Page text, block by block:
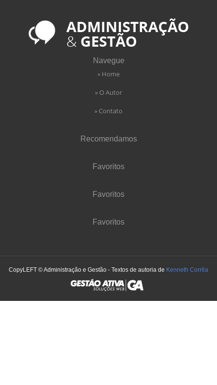
Navegue
» Home
» O Autor
» Contato
Recomendamos
Favoritos
Favoritos
Favoritos
CopyLEFT © Administração e Gestão - Textos de autoria de Kenneth Corrêa